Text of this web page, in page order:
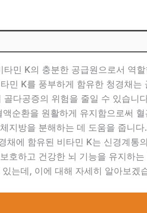
민 K의 충분한 공급원으로서 역
민 K를 풍부하게 함유한 청경채는
다공증의 위험을 줄일 수 있습니
순환을 원활하게 유지함으로써
지방을 분해하는 데 도움을 줍니
채에 함유된 비타민 K는 신경계통
호하고 건강한 뇌 기능을 유지하는
는데, 이에 대해 자세히 알아보겠